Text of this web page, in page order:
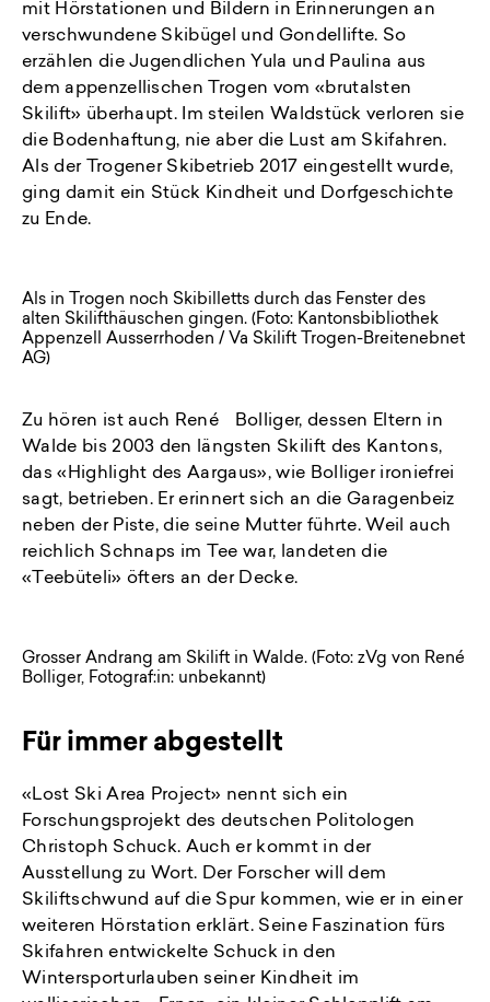
mit Hörstationen und Bildern in Erinnerungen an
verschwundene Skibügel und Gondellifte. So
erzählen die Jugendlichen Yula und Paulina aus
dem appenzellischen Trogen vom «brutalsten
Skilift» überhaupt. Im steilen Waldstück verloren sie
die Bodenhaftung, nie aber die Lust am Skifahren.
Als der Trogener Skibetrieb 2017 eingestellt wurde,
ging damit ein Stück Kindheit und Dorfgeschichte
zu Ende.
Als in Trogen noch Skibilletts durch das Fenster des
alten Skilifthäuschen gingen. (Foto: Kantonsbibliothek
Appenzell Ausserrhoden / Va Skilift Trogen-Breitenebnet
AG)
Zu hören ist auch René Bolliger, dessen Eltern in
Walde bis 2003 den längsten Skilift des Kantons,
das «Highlight des Aargaus», wie Bolliger ironiefrei
sagt, betrieben. Er erinnert sich an die Garagenbeiz
neben der Piste, die seine Mutter führte. Weil auch
reichlich Schnaps im Tee war, landeten die
«Teebüteli» öfters an der Decke.
Grosser Andrang am Skilift in Walde. (Foto: zVg von René
Bolliger, Fotograf:in: unbekannt)
Für immer abgestellt
«Lost Ski Area Project» nennt sich ein
Forschungsprojekt des deutschen Politologen
Christoph Schuck. Auch er kommt in der
Ausstellung zu Wort. Der Forscher will dem
Skiliftschwund auf die Spur kommen, wie er in einer
weiteren Hörstation erklärt. Seine Faszination fürs
Skifahren entwickelte Schuck in den
Wintersporturlauben seiner Kindheit im